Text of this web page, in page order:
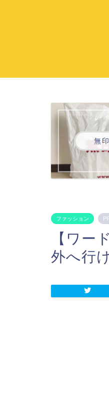
無
ファッション
【ワー
外へ行